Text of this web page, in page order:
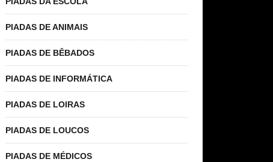
PIADAS DE ANIMAIS
PIADAS DE BÊBADOS
PIADAS DE INFORMÁTICA
PIADAS DE LOIRAS
PIADAS DE LOUCOS
PIADAS DE MÉDICOS